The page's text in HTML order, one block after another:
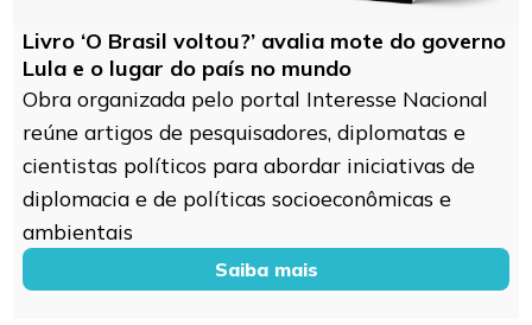
Livro ‘O Brasil voltou?’ avalia mote do governo
Lula e o lugar do país no mundo
Obra organizada pelo portal Interesse Nacional
reúne artigos de pesquisadores, diplomatas e
cientistas políticos para abordar iniciativas de
diplomacia e de políticas socioeconômicas e
ambientais
Saiba mais